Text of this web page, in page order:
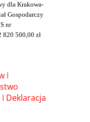
dla Krakowa-
Gospodarczy
nr
820 500,00 zł
I
I Deklaracja